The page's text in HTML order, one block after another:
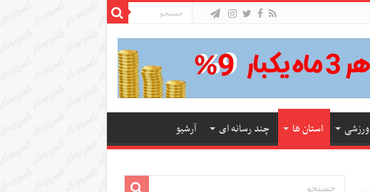
ورزشی استان ها چند رسانه ای آرشیو